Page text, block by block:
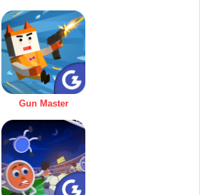
Gun Master